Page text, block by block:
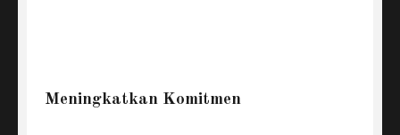
Meningkatkan Komitmen